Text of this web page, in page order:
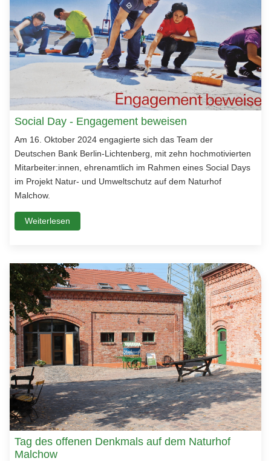
Social Day - Engagement beweisen
Am 16. Oktober 2024 engagierte sich das Team der
Deutschen Bank Berlin-Lichtenberg, mit zehn hochmotivierten
Mitarbeiter:innen, ehrenamtlich im Rahmen eines Social Days
im Projekt Natur- und Umweltschutz auf dem Naturhof
Malchow.
Weiterlesen
Tag des offenen Denkmals auf dem Naturhof
Malchow